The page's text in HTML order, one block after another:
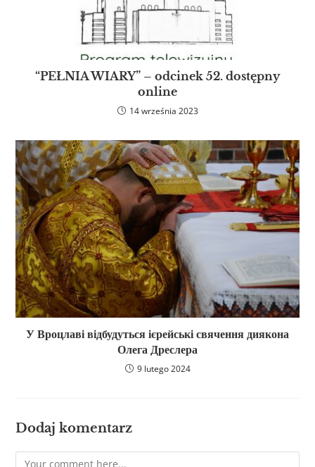
“PEŁNIA WIARY” – odcinek 52. dostępny
online
14 września 2023
У Вроцлаві відбудуться ієрейські свячення диякона
Олега Дреслера
9 lutego 2024
Dodaj komentarz